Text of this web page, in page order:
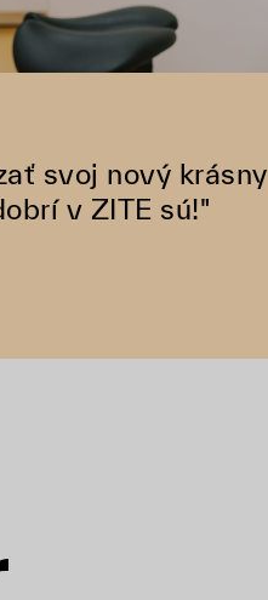
svoj nový krásny
v ZITE sú!"